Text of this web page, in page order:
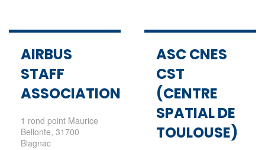
AIRBUS
STAFF
ASSOCIATION
1 rond point Maurice
Bellonte, 31700
Blagnac
ASC CNES
CST
(CENTRE
SPATIAL DE
TOULOUSE)